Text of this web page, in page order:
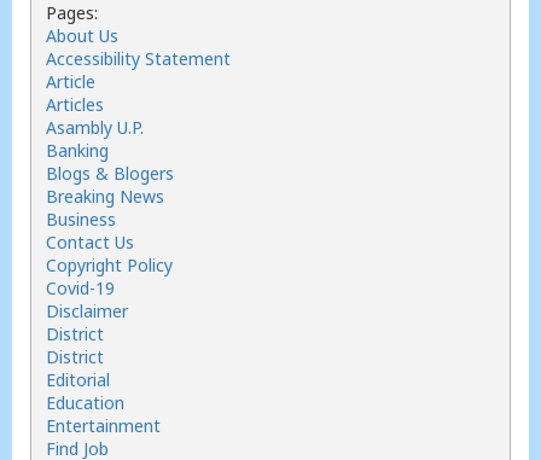
Pages:
About Us
Accessibility Statement
Article
Articles
Asambly U.P.
Banking
Blogs & Blogers
Breaking News
Business
Contact Us
Copyright Policy
Covid-19
Disclaimer
District
District
Editorial
Education
Entertainment
Find Job